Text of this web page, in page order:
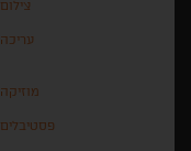
צילום
עריכה
מוזיקה
פסטיבלים